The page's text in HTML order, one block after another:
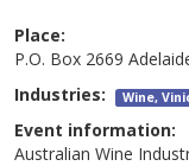
Place:
P.O. Box 2669
Industries: Wine,
Event information:
Australian Wine